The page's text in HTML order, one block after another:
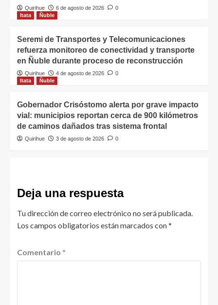
Quirihue 6 de agosto de 2026
0
Itata
Ñuble
Seremi de Transportes y Telecomunicaciones
refuerza monitoreo de conectividad y transporte
en Ñuble durante proceso de reconstrucción
Quirihue 4 de agosto de 2026
0
Itata
Ñuble
Gobernador Crisóstomo alerta por grave impacto
vial: municipios reportan cerca de 900 kilómetros
de caminos dañados tras sistema frontal
Quirihue 3 de agosto de 2026 0
Deja una respuesta
Tu dirección de correo electrónico no será publicada.
Los campos obligatorios están marcados con*
Comentario *